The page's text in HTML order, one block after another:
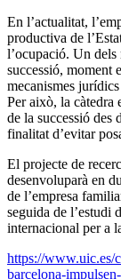
En l’actualitat,
productiva de
l’ocupació. Un
successió, moment
mecanismes
Per això, la càtedra
de la successió
finalitat d’evitar
El projecte de
desenvoluparà en
de l’empresa
seguida de l’estudi
internacional per a
https://www.uic.es/
barcelona-